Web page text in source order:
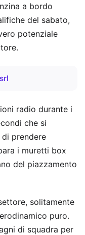
a bordo
del sabato,
potenziale
radio durante i
che si
prendere
i muretti box
del piazzamento
solitamente
puro.
di squadra per